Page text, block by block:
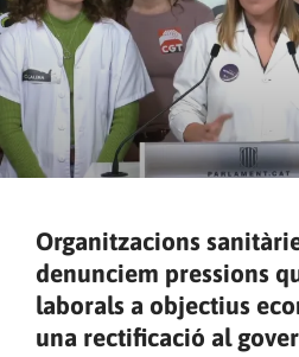
Organitzacions
denunciem pressions
laborals a objectius
una rectificació al